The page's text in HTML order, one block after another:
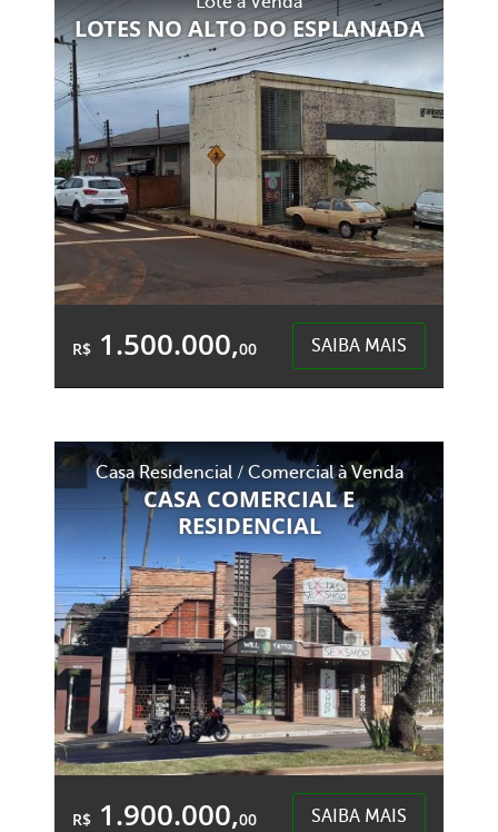
210,00m²
123,00m²
Presidente Médici - Chapecó
LOTES NO ALTO DO ESPLANADA
R$ 1.500.000,00 SAIBA MAIS
900,00m²
900,00m²
Esplanada - Chapecó
Casa Residencial / Comercial à Venda
CASA COMERCIAL E
RESIDENCIAL
R$ 1.900.000,00 SAIBA MAIS